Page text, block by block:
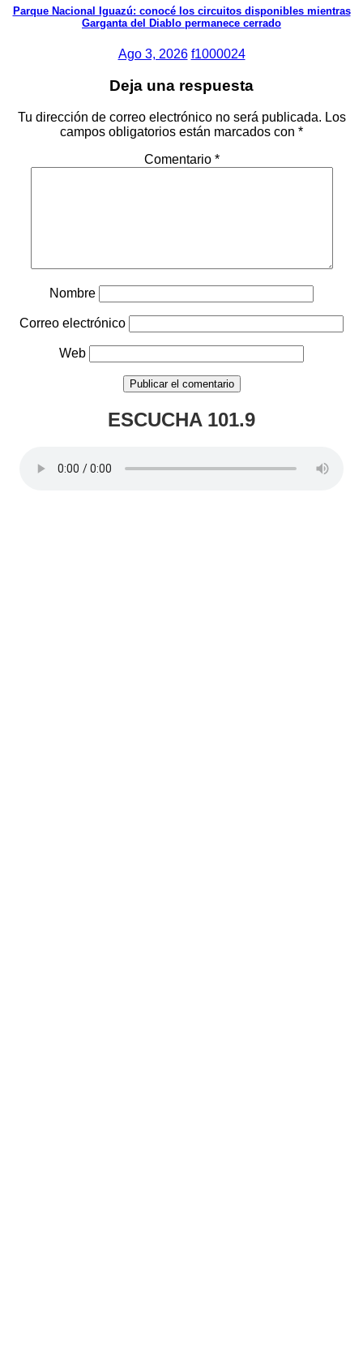
Parque Nacional Iguazú: conocé los circuitos disponibles mientras
Garganta del Diablo permanece cerrado
Ago 3, 2026 f1000024
Deja una respuesta
Tu dirección de correo electrónico no será publicada. Los
campos obligatorios están marcados con *
Comentario *
Nombre
Correo electrónico
Web
ESCUCHA 101.9